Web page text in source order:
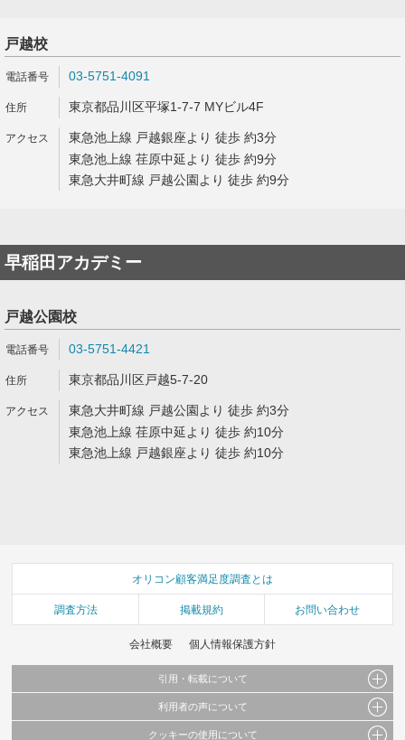
戸越校
03-5751-4091
東京都品川区平塚1-7-7 MYビル4F
東急池上線 戸越銀座より 徒歩 約3分
東急池上線 荏原中延より 徒歩 約9分
東急大井町線 戸越公園より 徒歩 約9分
早稲田アカデミー
戸越公園校
03-5751-4421
東京都品川区戸越5-7-20
東急大井町線 戸越公園より 徒歩 約3分
東急池上線 荏原中延より 徒歩 約10分
東急池上線 戸越銀座より 徒歩 約10分
オリコン顧客満足度調査とは
調査方法 掲載規約 お問い合わせ
会社概要 個人情報保護方針
引用・転載について
当サイトで公開されている情報（文字、写真、イラスト、画像データ等）及びこれらの配
利用者の声について
当サイトに掲載している内容はすべてサービスの利用者が提出された見解・感想です。
クッキーの使用について